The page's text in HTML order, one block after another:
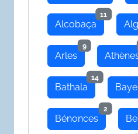
Alcobaça
11
Arles
9
Bathala
14
Bénonces
2